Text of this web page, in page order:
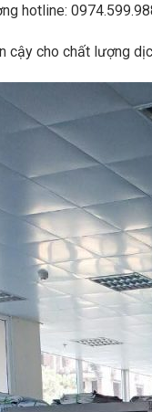
hotline:
cậy cho chất lượng